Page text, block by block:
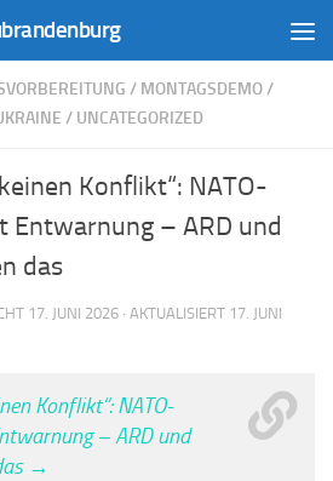
/ MONTAGSDEMO/
/ UNCATEGORIZED
Konflikt“: NATO-
Entwarnung – ARD und
das
17. JUNI 2026 · AKTUALISIERT 17. JUNI
Konflikt“: NATO-
– ARD und
→